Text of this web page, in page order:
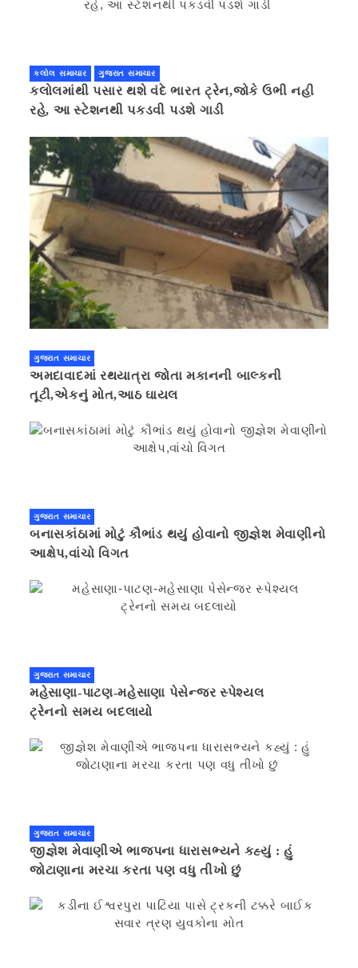
કલોલ સમાચાર ગુજરાત સમાચાર
કલોલમાંથી પસાર થશે વંદે ભારત ટ્રેન,જોકે ઉભી નહી
રહે, આ સ્ટેશનથી પકડવી પડશે ગાડી
ગુજરાત સમાચાર
અમદાવાદમાં રથયાત્રા જોતા મકાનની બાલ્કની
તૂટી,એકનું મોત,આઠ ઘાયલ
ગુજરાત સમાચાર
બનાસકાંઠામાં મોટું કૌભાંડ થયું હોવાનો જીજ્ઞેશ મેવાણીનો
આક્ષેપ,વાંચો વિગત
ગુજરાત સમાચાર
મહેસાણા-પાટણ-મહેસાણા પેસેન્જર સ્પેશ્યલ
ટ્રેનનો સમય બદલાયો
ગુજરાત સમાચાર
જીજ્ઞેશ મેવાણીએ ભાજપના ધારાસભ્યને કહ્યું : હું
જોટાણાના મરચા કરતા પણ વધુ તીખો છું